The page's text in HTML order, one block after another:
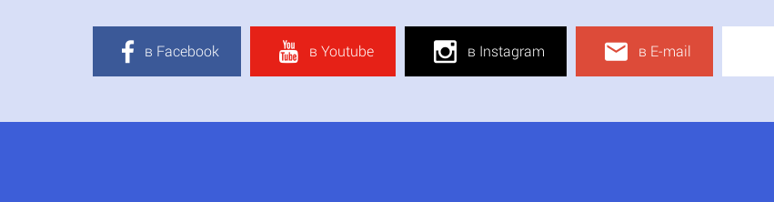
в Facebook в Youtube в Instagram в E-mail